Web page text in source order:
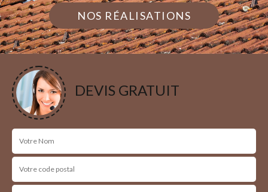
NOS RÉALISATIONS
DEVIS GRATUIT